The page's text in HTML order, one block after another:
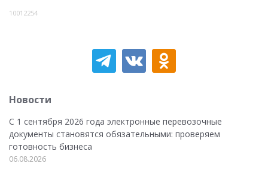
10012254
Новости
С 1 сентября 2026 года электронные перевозочные
документы становятся обязательными: проверяем
готовность бизнеса
06.08.2026